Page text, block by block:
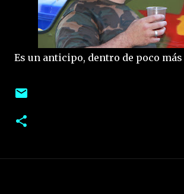
Es un anticipo, dentro de poco más